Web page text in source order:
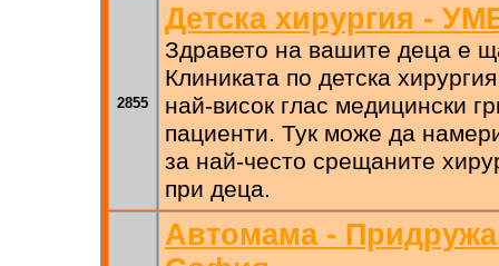
2855
Детска хирургия -
Здравето на вашите деца е
Клиниката по детска
най-висок глас медицински
пациенти. Тук може да
за най-често срещаните
при деца.
Автомама -